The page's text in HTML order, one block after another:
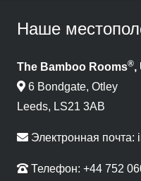
Наше
The Bamboo Rooms®,
6 Bondgate, Otley
Leeds, LS21 3AB
Электронная почта:
Телефон: +44 752